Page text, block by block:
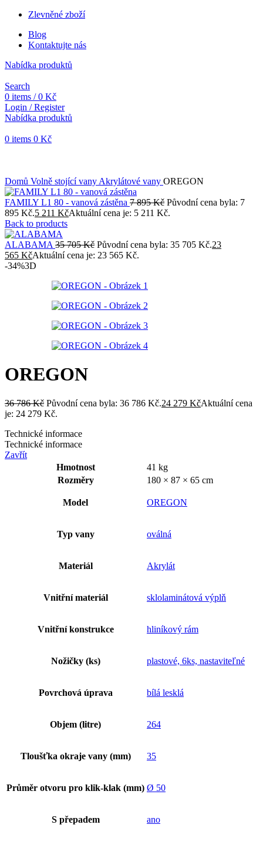
Zlevněné zboží
Blog
Kontaktujte nás
Nabídka produktů
Search
0 items / 0 Kč
Login / Register
Nabídka produktů
0 items 0 Kč
Domů Volně stojící vany Akrylátové vany OREGON
FAMILY L1 80 - vanová zástěna 7 895Kč Původní cena byla: 7
895 Kč.5 211 KčAktuální cena je: 5 211 Kč.
Back to products
ALABAMA 35 705Kč Původní cena byla: 35 705 Kč.23
565 KčAktuální cena je: 23 565 Kč.
-34%3D
OREGON
36 786Kč Původní cena byla: 36 786 Kč.24 279 KčAktuální cena
je: 24 279 Kč.
Technické informace
Technické informace
Zavřít
Hmotnost
41 kg
Rozměry
180 × 87 × 65 cm
Model OREGON
Typ vany oválná
Materiál Akrylát
Vnitřní materiál sklolaminátová výplň
Vnitřní konstrukce hliníkový rám
Nožičky (ks) plastové, 6ks, nastaviteľné
Povrchová úprava bílá lesklá
Objem (litre) 264
Tloušťka okraje vany (mm) 35
Průměr otvoru pro klik-klak (mm) Ø 50
S přepadem ano